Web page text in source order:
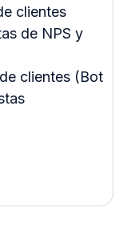
clientes
de NPS y
clientes (Bot